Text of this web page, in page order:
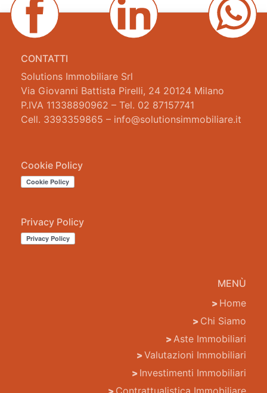
CONTATTI
Solutions Immobiliare Srl
Via Giovanni Battista Pirelli, 24 20124 Milano
P.IVA 11338890962 – Tel. 02 87157741
Cell. 3393359865 – info@solutionsimmobiliare.it
Cookie Policy
Privacy Policy
MENÙ
Home
Chi Siamo
Aste Immobiliari
Valutazioni Immobiliari
Investimenti Immobiliari
Contrattualistica Immobiliare